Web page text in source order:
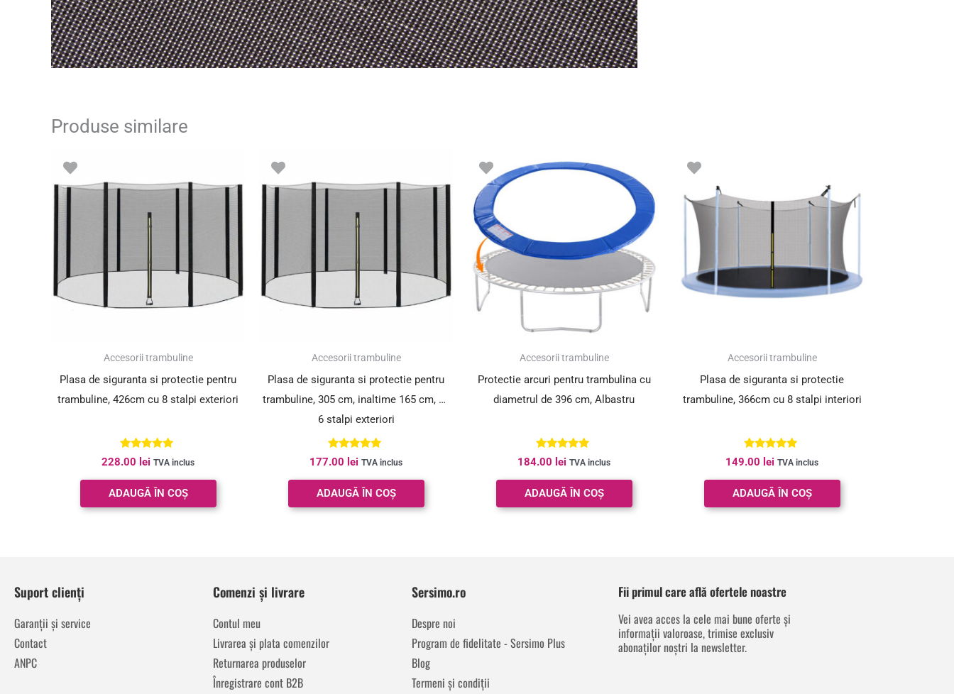
Produse similare
Accesorii trambuline
Plasa de siguranta si protectie pentru
trambuline, 426cm cu 8 stalpi exteriori
Evaluat la
5.00
din 5
228.00 lei TVA inclus
ADAUGĂ ÎN COȘ
Accesorii trambuline
Plasa de siguranta si protectie pentru
trambuline, 305 cm, inaltime 165 cm, cu
6 stalpi exteriori
Evaluat la
5.00
din 5
177.00 lei TVA inclus
ADAUGĂ ÎN COȘ
Accesorii trambuline
Protectie arcuri pentru trambulina cu
diametrul de 396 cm, Albastru
Evaluat la
5.00
din 5
184.00 lei TVA inclus
ADAUGĂ ÎN COȘ
Accesorii trambuline
Plasa de siguranta si protectie
trambuline, 366cm cu 8 stalpi interiori
Evaluat la
5.00
din 5
149.00 lei TVA inclus
ADAUGĂ ÎN COȘ
Suport clienți
Garanții și service
Contact
ANPC
Comenzi și livrare
Contul meu
Livrarea și plata comenzilor
Returnarea produselor
Înregistrare cont B2B
Sersimo.ro
Despre noi
Program de fidelitate - Sersimo Plus
Blog
Termeni și condiții
Fii primul care află ofertele noastre
Vei avea acces la cele mai bune oferte și
informații valoroase, trimise exclusiv
abonaților noștri la newsletter.